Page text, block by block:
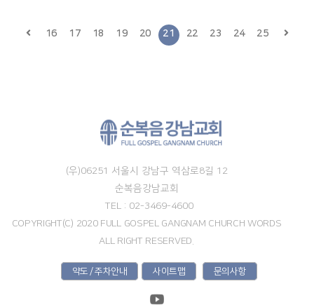
16 17 18 19 20 21 22 23 24 25
(우)06251 서울시 강남구 역삼로8길 12
순복음강남교회
TEL : 02-3469-4600
COPYRIGHT(C) 2020 FULL GOSPEL GANGNAM CHURCH WORDS
ALL RIGHT RESERVED.
약도 / 주차안내 사이트맵 문의사항